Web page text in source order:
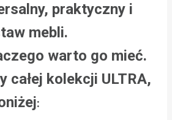
praktyczny i
mebli.
warto go mieć.
całej kolekcji ULTRA,
: